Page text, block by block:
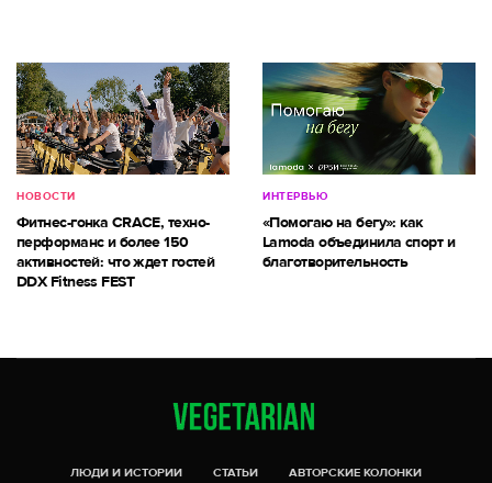
НОВОСТИ
Фитнес-гонка CRACE, техно-
перформанс и более 150
активностей: что ждет гостей
DDX Fitness FEST
ИНТЕРВЬЮ
«Помогаю на бегу»: как
Lamoda объединила спорт и
благотворительность
ЛЮДИ И ИСТОРИИ СТАТЬИ АВТОРСКИЕ КОЛОНКИ